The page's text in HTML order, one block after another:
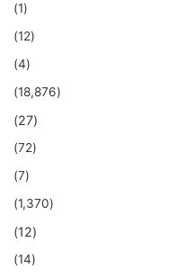
(1)
(12)
(4)
(18,876)
(27)
(72)
(7)
(1,370)
(12)
(14)